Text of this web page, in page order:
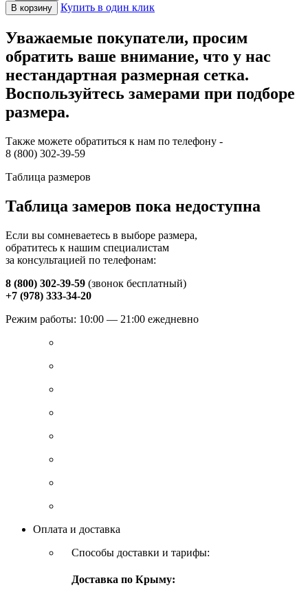
В корзину Купить в один клик
Уважаемые покупатели, просим
обратить ваше внимание, что у нас
нестандартная размерная сетка.
Воспользуйтесь замерами при подборе
размера.
Также можете обратиться к нам по телефону -
8 (800) 302-39-59
Таблица размеров
Таблица замеров пока недоступна
Если вы сомневаетесь в выборе размера,
обратитесь к нашим специалистам
за консультацией по телефонам:
8 (800) 302-39-59 (звонок бесплатный)
+7 (978) 333-34-20
Режим работы: 10:00 — 21:00 ежедневно
Оплата и доставка
Способы доставки и тарифы:
Доставка по Крыму: